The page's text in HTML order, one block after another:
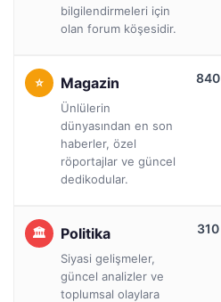
bilgilendirmeleri için
olan forum köşesidir.
Magazin
Ünlülerin
dünyasından en son
haberler, özel
röportajlar ve güncel
dedikodular.
840
Politika
Siyasi gelişmeler,
güncel analizler ve
toplumsal olaylara
310